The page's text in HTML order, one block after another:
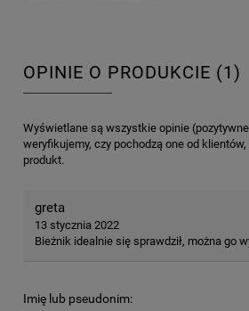
OPINIE O PRODUKCIE (1)
Wyświetlane są wszystkie opinie
weryfikujemy, czy pochodzą one od
produkt.
greta
13 stycznia 2022
Bieżnik idealnie się sprawdził, można go
Imię lub pseudonim: